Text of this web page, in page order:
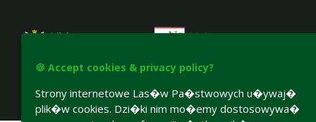
Accesibility declaration
🍪 Accept cookies & privacy policy?
Strony internetowe Las�w Pa�stwowych u�ywaj�
plik�w cookies. Dzi�ki nim mo�emy dostosowywa�